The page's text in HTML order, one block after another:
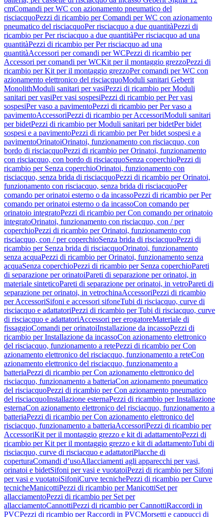
cmComandi per WC con azionamento pneumatico del
risciacquoPezzi di ricambio per Comandi per WC con azionamento
pneumatico del risciacquoPer risciacquo a due quantitàPezzi di
ricambio per Per risciacquo a due quantitàPer risciacquo ad una
quantitàPezzi di ricambio per Per risciacquo ad una
quantitàAccessori per comandi per WCPezzi di ricambio per
Accessori per comandi per WCKit per il montaggio grezzoPezzi di
ricambio per Kit per il montaggio grezzoPer comandi per WC con
azionamento elettronico del risciacquoModuli sanitari Geberit
MonolithModuli sanitari per vasiPezzi di ricambio per Moduli
sanitari per vasiPer vasi sospesiPezzi di ricambio per Per vasi
sospesiPer vaso a pavimentoPezzi di ricambio per Per vaso a
pavimentoAccessoriPezzi di ricambio per AccessoriModuli sanitari
per bidetPezzi di ricambio per Moduli sanitari per bidetPer bidet
sospesi e a pavimentoPezzi di ricambio per Per bidet sospesi e a
pavimentoOrinatoiOrinatoi, funzionamento con risciacquo, con
bordo di risciacquoPezzi di ricambio per Orinatoi, funzionamento
con risciacquo, con bordo di risciacquoSenza coperchioPezzi di
ricambio per Senza coperchioOrinatoi, funzionamento con
risciacquo, senza brida di risciacquoPezzi di ricambio per Orinatoi,
funzionamento con risciacquo, senza brida di risciacquoPer
comando per orinatoi esterno o da incassoPezzi di ricambio per Per
comando per orinatoi esterno o da incassoCon comando per
orinatoio integratoPezzi di ricambio per Con comando per orinatoio
integratoOrinatoi, funzionamento con risciacquo, con / per
coperchioPezzi di ricambio per Orinatoi, funzionamento con
risciacquo, con / per coperchioSenza brida di risciacquoPezzi di
ricambio per Senza brida di risciacquoOrinatoi, funzionamento
senza acquaPezzi di ricambio per Orinatoi, funzionamento senza
acquaSenza coperchioPezzi di ricambio per Senza coperchioPareti
di separazione per orinatoiPareti di separazione per orinatoi, in
materiale sinteticoPareti di separazione per orinatoi, in vetroPareti di
separazione per orinatoi, in vetrochinaAccessoriPezzi di ricambio
per AccessoriSifoni e accessori sifoneTubi di risciacquo, curve di
risciacquo e adattatoriPezzi di ricambio per Tubi di risciacquo, curve
di risciacquo e adattatoriAccessori per erogatoreMateriale di
fissaggioComandi per orinatoiInstallazione da incassoPezzi di
ricambio per Installazione da incassoCon azionamento elettronico
del risciacquo, funzionamento a retePezzi di ricambio per Con
azionamento elettronico del risciacquo, funzionamento a reteCon
azionamento elettronico del risciacquo, funzionamento a
batteriaPezzi di ricambio per Con azionamento elettronico del
risciacquo, funzionamento a batteriaCon azionamento pneumatico
del risciacquoPezzi di ricambio per Con azionamento pneumatico
del risciacquoInstallazione esternaPezzi di ricambio per Installazione
esternaCon azionamento elettronico del risciacquo, funzionamento a
batteriaPezzi di ricambio per Con azionamento elettronico del
risciacquo, funzionamento a batteriaAccessoriPezzi di ricambio per
AccessoriKit per il montaggio grezzo e kit di adattamentoPezzi di
ricambio per Kit per il montaggio grezzo e kit di adattamentoTubi di
risciacquo, curve di risciacquo e adattatoriPlacche di
coperturaComandi d’usoAllacciamenti agli apparecchi per vasi,
orinatoi e bidetSifoni per vasi e vuotatoiPezzi di ricambio per Sifoni
per vasi e vuotatoiSifoniCurve tecnichePezzi di ricambio per Curve
tecnicheManicottiPezzi di ricambio per ManicottiSet per
allacciamentoPezzi di ricambio per Set per
allacciamentoCannottiPezzi di ricambio per CannottiRaccordi in
PVCPezzi di ricambio per Raccordi in PVCMorsetti e cappucci di